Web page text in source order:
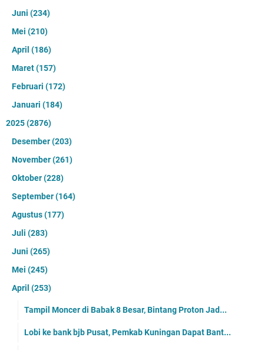
Juni (234)
Mei (210)
April (186)
Maret(157)
Februari (172)
Januari (184)
2025(2876)
Desember(203)
November(261)
Oktober(228)
September(164)
Agustus(177)
Juli (283)
Juni (265)
Mei (245)
April (253)
Tampil Moncer di Babak 8 Besar, Bintang Proton Jad...
Lobi ke bank bjb Pusat, Pemkab Kuningan Dapat Bant...